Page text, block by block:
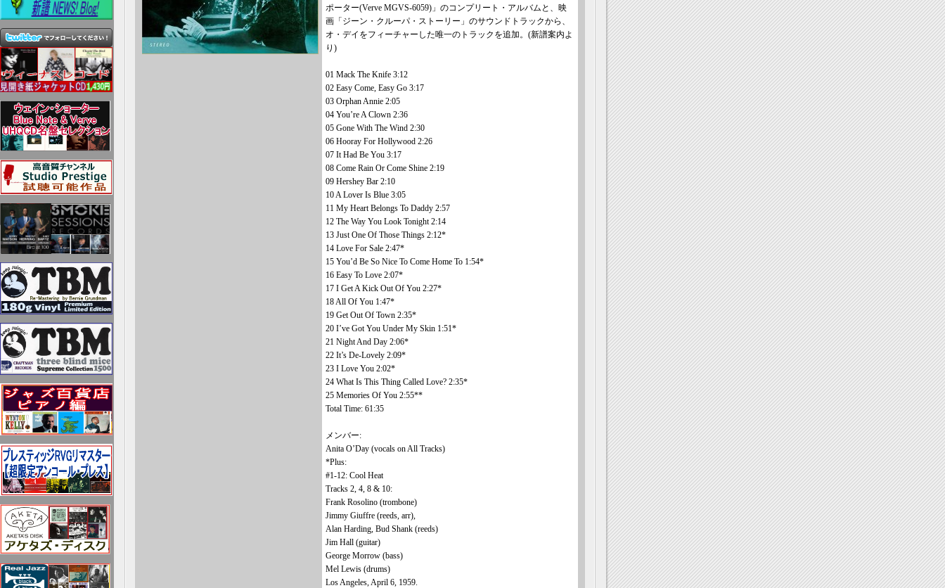
ポーター(Verve MGVS-6059)」のコンプリート・アルバムと、映
画「ジーン・クルーパ・ストーリー」のサウンドトラックから、
オ・デイをフィーチャーした唯一のトラックを追加。(新譜案内よ
り)
01 Mack The Knife 3:12
02 Easy Come, Easy Go 3:17
03 Orphan Annie 2:05
04 You’re A Clown 2:36
05 Gone With The Wind 2:30
06 Hooray For Hollywood 2:26
07 It Had Be You 3:17
08 Come Rain Or Come Shine 2:19
09 Hershey Bar 2:10
10 A Lover Is Blue 3:05
11 My Heart Belongs To Daddy 2:57
12 The Way You Look Tonight 2:14
13 Just One Of Those Things 2:12*
14 Love For Sale 2:47*
15 You’d Be So Nice To Come Home To 1:54*
16 Easy To Love 2:07*
17 I Get A Kick Out Of You 2:27*
18 All Of You 1:47*
19 Get Out Of Town 2:35*
20 I’ve Got You Under My Skin 1:51*
21 Night And Day 2:06*
22 It’s De-Lovely 2:09*
23 I Love You 2:02*
24 What Is This Thing Called Love? 2:35*
25 Memories Of You 2:55**
Total Time: 61:35
メンバー:
Anita O’Day (vocals on All Tracks)
*Plus:
#1-12: Cool Heat
Tracks 2, 4, 8 & 10:
Frank Rosolino (trombone)
Jimmy Giuffre (reeds, arr),
Alan Harding, Bud Shank (reeds)
Jim Hall (guitar)
George Morrow (bass)
Mel Lewis (drums)
Los Angeles, April 6, 1959.